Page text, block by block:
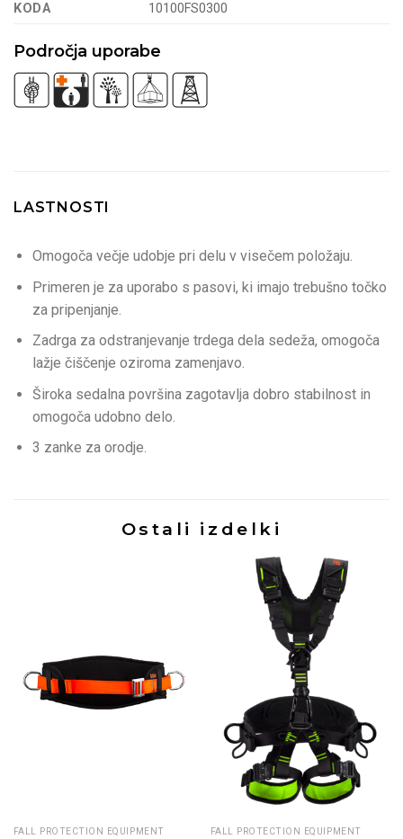
KODA
10100FS0300
Področja uporabe
LASTNOSTI
Omogoča večje udobje pri delu v visečem položaju.
Primeren je za uporabo s pasovi, ki imajo trebušno točko
za pripenjanje.
Zadrga za odstranjevanje trdega dela sedeža, omogoča
lažje čiščenje oziroma zamenjavo.
Široka sedalna površina zagotavlja dobro stabilnost in
omogoča udobno delo.
3 zanke za orodje.
Ostali izdelki
FALL PROTECTION EQUIPMENT FALL PROTECTION EQUIPMENT